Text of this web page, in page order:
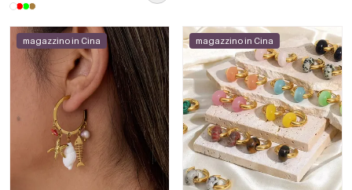
magazzino in Cina magazzino in Cina